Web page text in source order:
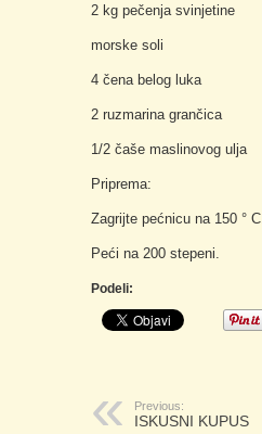
2 kg pečenja svinjetine
morske soli
4 čena belog luka
2 ruzmarina grančica
1/2 čaše maslinovog ulja
Priprema:
Zagrijte pećnicu na 150 ° C.
Peći na 200 stepeni.
Podeli:
Previous:
ISKUSNI KUPUS